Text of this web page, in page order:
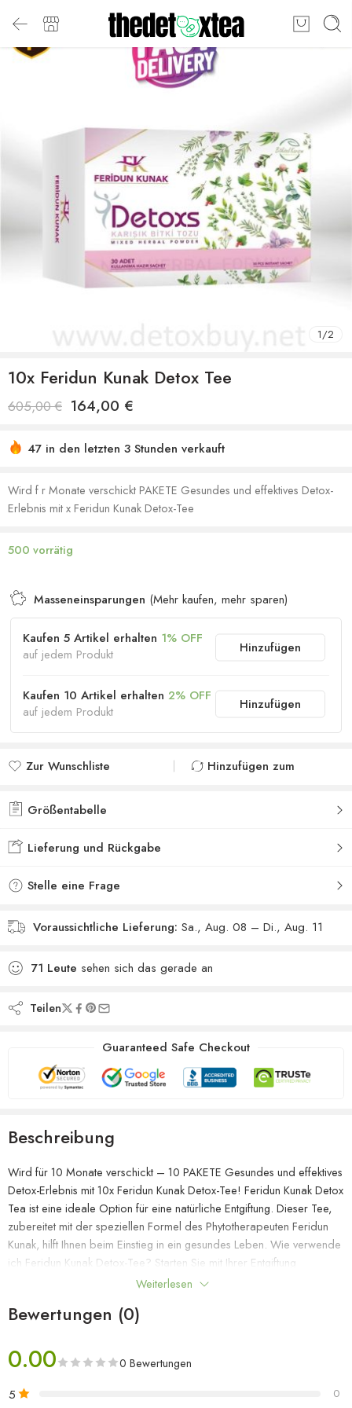
1/2
10x Feridun Kunak Detox Tee
605,00€ 164,00 €
47 in den letzten 3 Stunden verkauft
Einkaufswagen
Wird f r Monate verschickt PAKETE Gesundes und effektives Detox-
Erlebnis mit x Feridun Kunak Detox-Tee
500 vorrätig
Masseneinsparungen (Mehr kaufen, mehr sparen)
Kaufen 5 Artikel erhalten 1% OFF
auf jedem Produkt
Hinzufügen
Kaufen 10 Artikel erhalten 2% OFF
auf jedem Produkt
Hinzufügen
Zur Wunschliste
Zur Wunschliste
Hinzufügen zum
Größentabelle
Lieferung und Rückgabe
Stelle eine Frage
Voraussichtliche Lieferung: Sa., Aug. 08 – Di., Aug. 11
71 Leute sehen sich das gerade an
Teilen
Guaranteed Safe Checkout
Beschreibung
Wird für 10 Monate verschickt – 10 PAKETE Gesundes und effektives
Detox-Erlebnis mit 10x Feridun Kunak Detox-Tee! Feridun Kunak Detox
Tea ist eine ideale Option für eine natürliche Entgiftung. Dieser Tee,
zubereitet mit der speziellen Formel des Phytotherapeuten Feridun
Kunak, hilft Ihnen beim Einstieg in ein gesundes Leben. Wie verwende
ich Feridun Kunak Detox-Tee? Starten Sie mit Ihrer Entgiftung
energiegeladen in den Tag. Eine Stunde vor dem Frühstück eine
geben, schnell umrühren und trinken. Gießen Sie ebenfalls ein
Abendessen. Erhöhen Sie Ihren Wasserbedarf und unterstützen Sie
Ihren Stoffwechsel perfekt mit zwei Gläsern Feridun Kunak Detox Tee
am Tag. Eigenschaften und Vorteile von Feridun Kunak Detox-Tee Es
Weiterlesen
Bewertungen (0)
0.00 0 Bewertungen
5 0